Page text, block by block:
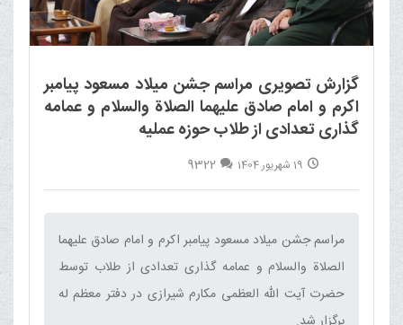
گزارش تصویری مراسم جشن میلاد مسعود پیامبر
اکرم و امام صادق علیهما الصلاة والسلام و عمامه
گذاری تعدادی از طلاب حوزه عملیه
19 شهریور 1404 9322
مراسم جشن میلاد مسعود پیامبر اکرم و امام صادق علیهما
الصلاة والسلام و عمامه گذاری تعدادی از طلاب توسط
حضرت آیت الله العظمی مکارم شیرازی در دفتر معظم له